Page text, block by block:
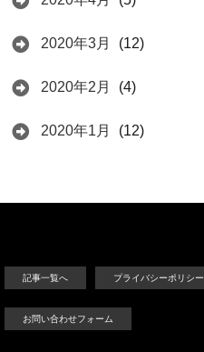
2020年3月 (12)
2020年2月 (4)
2020年1月 (12)
記事一覧へ プライバシーポリシー
お問い合わせフォーム